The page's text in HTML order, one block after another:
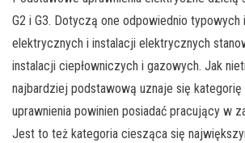
G2 i G3. Dotyczą one odpowiednio typowych
elektrycznych i instalacji elektrycznych
instalacji ciepłowniczych i gazowych. Jak
najbardziej podstawową uznaje się kategorię
uprawnienia powinien posiadać pracujący w
Jest to też kategoria ciesząca się